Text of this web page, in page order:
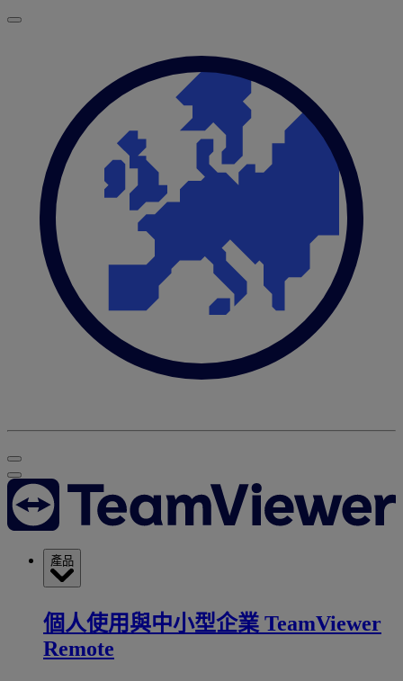
產品
個人使用與中小型企業 TeamViewer
Remote